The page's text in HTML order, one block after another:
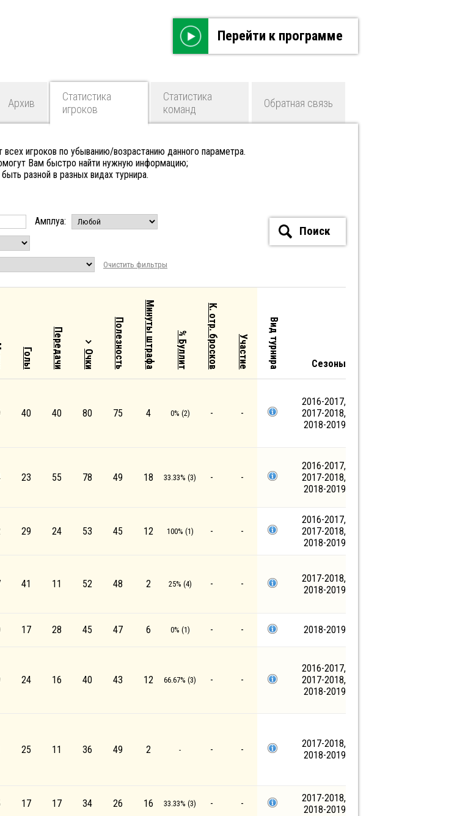
Перейти к программе
Архив
Статистика
игроков
Статистика
команд
Обратная связь
игроков по убыванию/возрастанию данного параметра.
Вам быстро найти нужную информацию;
разной в разных видах турнира.
Поиск
Амплуа:
Очистить фильтры
Голы Передачи Очки Полезность Минуты штрафа % Буллит К. отр. бросков Участие Вид турнира Сезоны
40 40 80 75 4 0% (2) - -
2016-2017,
2017-2018,
2018-2019
23 55 78 49 18 33.33% (3) - -
2016-2017,
2017-2018,
2018-2019
29 24 53 45 12 100% (1) - -
2016-2017,
2017-2018,
2018-2019
41 11 52 48 2 25% (4) - -
2017-2018,
2018-2019
17 28 45 47 6 0% (1) - - 2018-2019
24 16 40 43 12 66.67% (3) - -
2016-2017,
2017-2018,
2018-2019
25 11 36 49 2 - - -
2017-2018,
2018-2019
17 17 34 26 16 33.33% (3) - -
2017-2018,
2018-2019